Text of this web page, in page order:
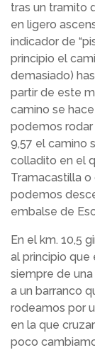
tras un tramito
en ligero
indicador de
principio el
demasiado)
partir de este
camino se
podemos rodar
9,57 el camino
colladito en el
Tramacastilla
podemos
embalse de
En el km. 10,5
al principio
siempre de una
a un barranco
rodeamos por
en la que
poco